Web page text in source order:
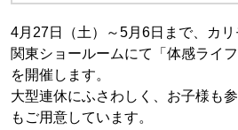
4月27日（土）～5月6日まで、カ
関東ショールームにて「体感ライ
を開催します。
大型連休にふさわしく、お子様も
もご用意しています。